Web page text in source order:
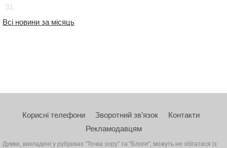
31
Всі новини за місяць
Корисні телефони Зворотний зв’язок
Контакти
Рекламодавцям
Думки, викладені у рубриках "Точка зору" та "Блоги", можуть не збігатися із